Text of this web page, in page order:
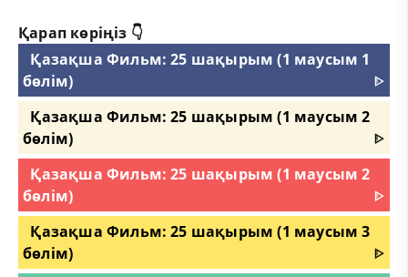
Қарап көріңіз 👇
Қазақша Фильм: 25 шақырым (1 маусым 1
бөлім)
ᐈ
Қазақша Фильм: 25 шақырым (1 маусым 2
бөлім)
ᐈ
Қазақша Фильм: 25 шақырым (1 маусым 2
бөлім)
ᐈ
Қазақша Фильм: 25 шақырым (1 маусым 3
бөлім)
ᐈ